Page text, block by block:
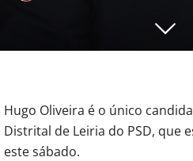
Hugo Oliveira é o único
Distrital de Leiria do PSD, que
este sábado.